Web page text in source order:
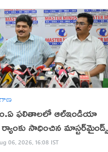
ఫలితాలలో ఆల్ఇండియా
సాధించిన
06, 2026, 16:08 IST